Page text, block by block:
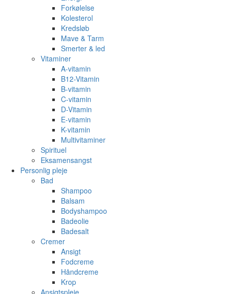
Forkølelse
Kolesterol
Kredsløb
Mave & Tarm
Smerter & led
Vitaminer
A-vitamin
B12-Vitamin
B-vitamin
C-vitamin
D-Vitamin
E-vitamin
K-vitamin
Multivitaminer
Spirituel
Eksamensangst
Personlig pleje
Bad
Shampoo
Balsam
Bodyshampoo
Badeolie
Badesalt
Cremer
Ansigt
Fodcreme
Håndcreme
Krop
Ansigtspleje